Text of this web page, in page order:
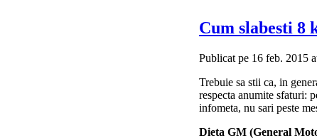
Cum slabesti 8
Publicat pe 16 feb. 2015
Trebuie sa stii ca, in
respecta anumite sfaturi:
infometa, nu sari peste
Dieta GM (General